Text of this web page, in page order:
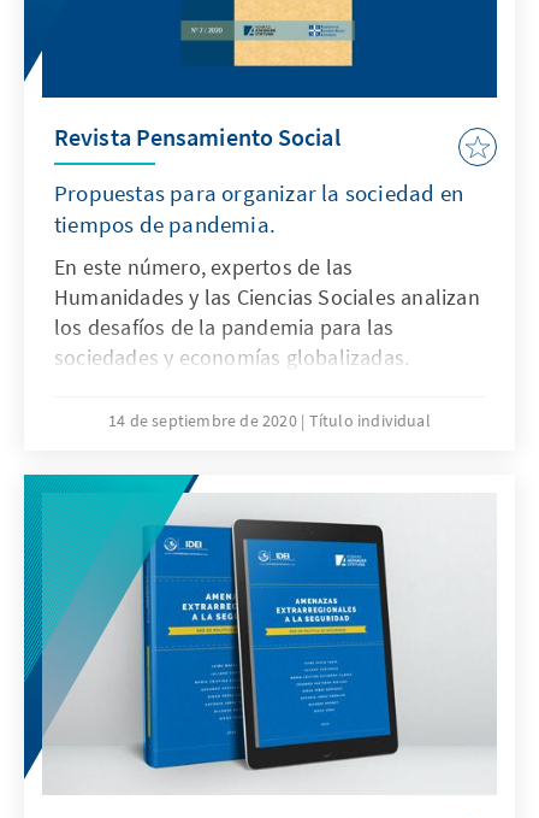
Revista Pensamiento Social
Propuestas para organizar la sociedad en
tiempos de pandemia.
En este número, expertos de las
Humanidades y las Ciencias Sociales analizan
los desafíos de la pandemia para las
sociedades y economías globalizadas.
14 de septiembre de 2020 Título individual